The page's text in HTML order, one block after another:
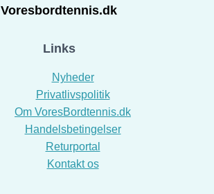
Voresbordtennis.dk
Links
Nyheder
Privatlivspolitik
Om VoresBordtennis.dk
Handelsbetingelser
Returportal
Kontakt os